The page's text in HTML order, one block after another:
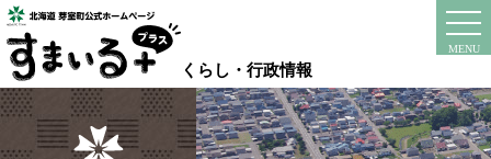
本
文
へ
移
動
る
くらし・行政情報
MENU
instagram